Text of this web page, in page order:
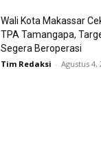
Wali Kota Makassar
TPA Tamangapa,
Segera Beroperasi
Tim Redaksi - Agustus 4,